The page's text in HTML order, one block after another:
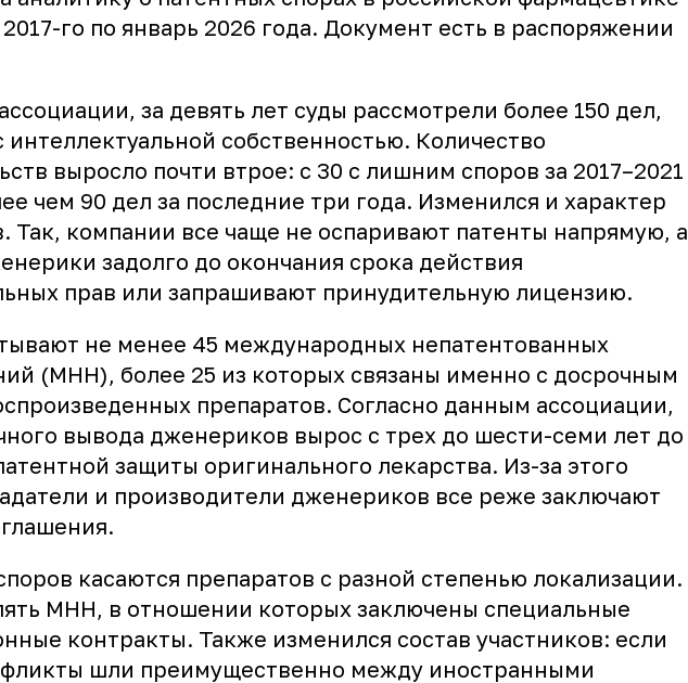
го по январь 2026 года. Документ есть в распоряжении
за девять лет суды рассмотрели более 150 дел,
интеллектуальной собственностью. Количество
выросло почти втрое: с 30 с лишним споров за 2017–2021
чем 90 дел за последние три года. Изменился и характер
Так, компании все чаще не оспаривают патенты напрямую, а
задолго до окончания срока действия
прав или запрашивают принудительную лицензию.
не менее 45 международных непатентованных
(МНН), более 25 из которых связаны именно с досрочным
препаратов. Согласно данным ассоциации,
вывода дженериков вырос с трех до шести-семи лет до
защиты оригинального лекарства. Из-за этого
и производители дженериков все реже заключают
касаются препаратов с разной степенью локализации.
МНН, в отношении которых заключены специальные
контракты. Также изменился состав участников: если
шли преимущественно между иностранными